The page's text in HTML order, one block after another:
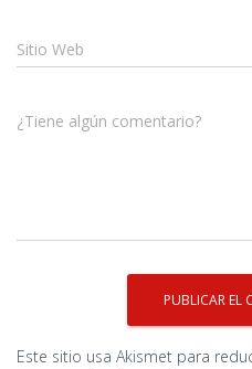
Sitio Web
¿Tiene algún comentario?
Este sitio usa Akismet para